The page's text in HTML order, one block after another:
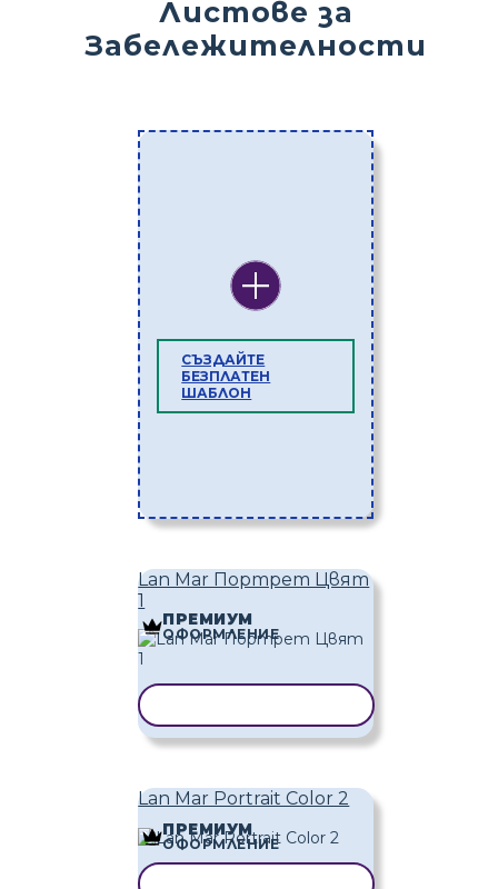
Листове за
Забележителности
СЪЗДАЙТЕ
БЕЗПЛАТЕН
ШАБЛОН
Lan Mar Портрет Цвят
1
ПРЕМИУМ
ОФОРМЛЕНИЕ
Lan Mar Portrait Color 2
ПРЕМИУМ
ОФОРМЛЕНИЕ